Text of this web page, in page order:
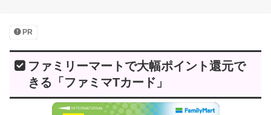
PR
ファミリーマートで大幅ポイント還元で
きる「ファミマTカード」